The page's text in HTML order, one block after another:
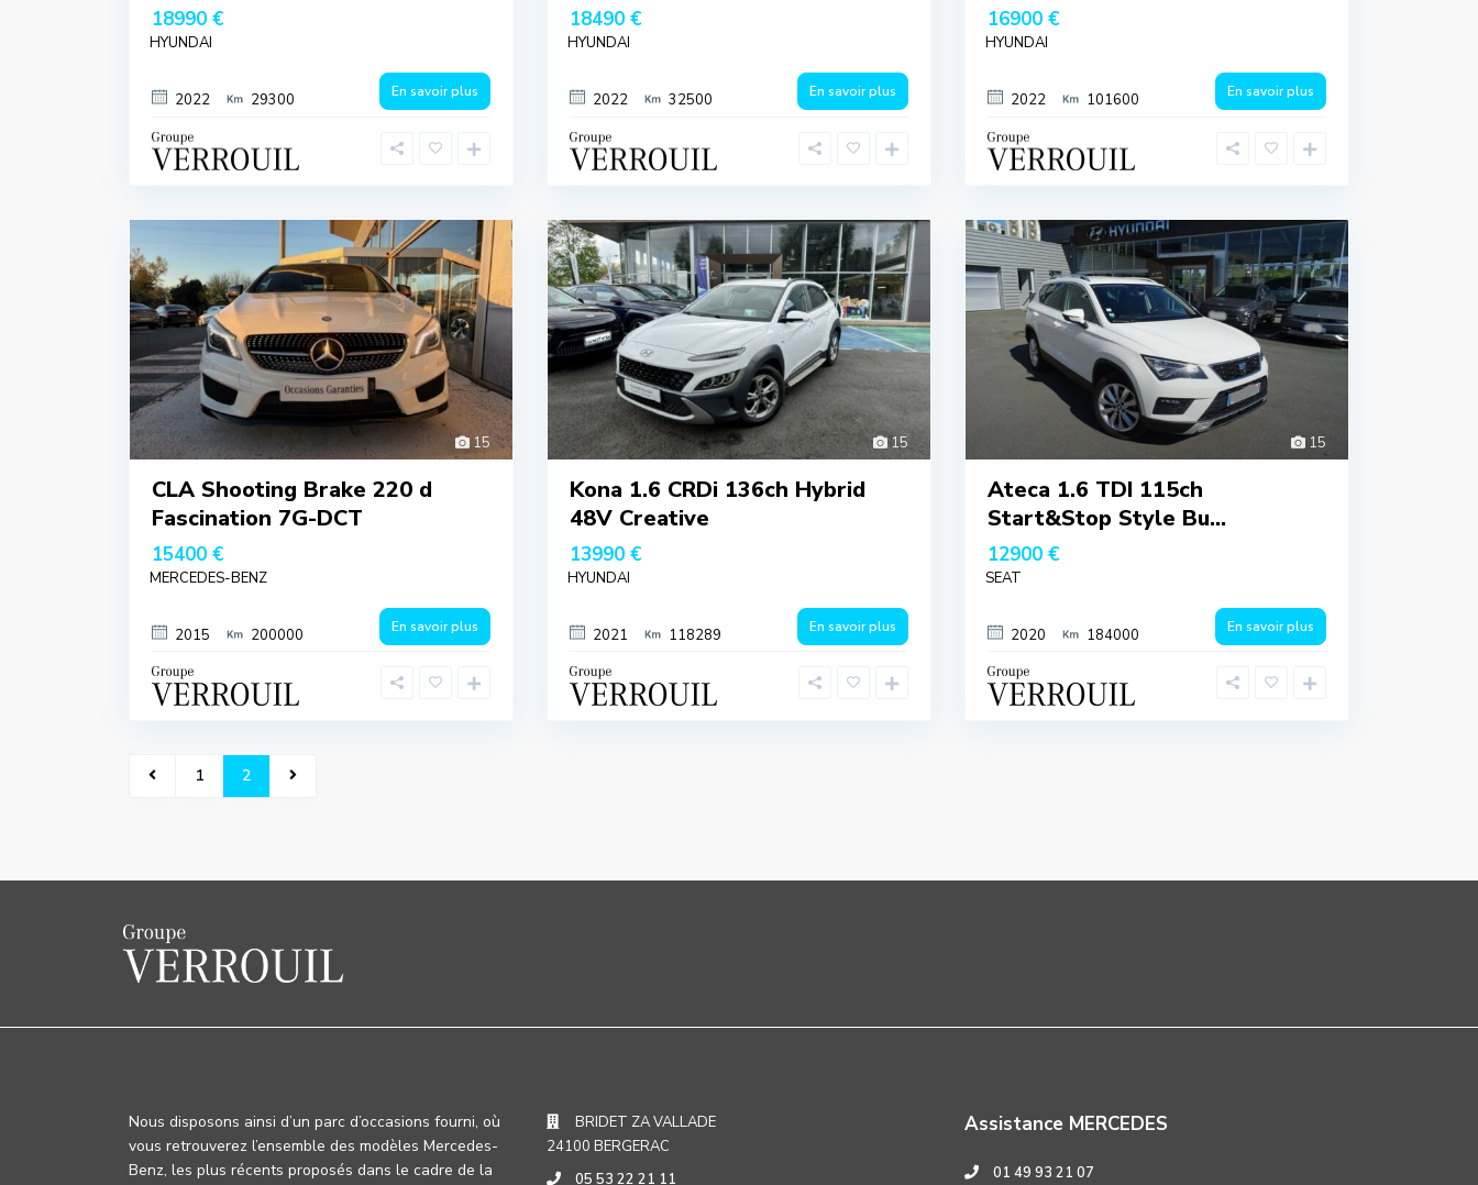
18990 €
HYUNDAI
2022 29300 En savoir plus
18490 €
HYUNDAI
2022 32500 En savoir plus
16900 €
HYUNDAI
2022 101600 En savoir plus
15
CLA Shooting Brake 220 d
Fascination 7G-DCT
15400 €
MERCEDES-BENZ
2015 200000 En savoir plus
15
Kona 1.6 CRDi 136ch Hybrid
48V Creative
13990 €
HYUNDAI
2021 118289 En savoir plus
15
Ateca 1.6 TDI 115ch
Start&Stop Style Bu...
12900 €
SEAT
2020 184000 En savoir plus
1 2
Nous disposons ainsi d’un parc d’occasions fourni, où
vous retrouverez l’ensemble des modèles Mercedes-
Benz, les plus récents proposés dans le cadre de la
BRIDET ZA VALLADE
24100 BERGERAC
05 53 22 21 11
Assistance MERCEDES
01 49 93 21 07